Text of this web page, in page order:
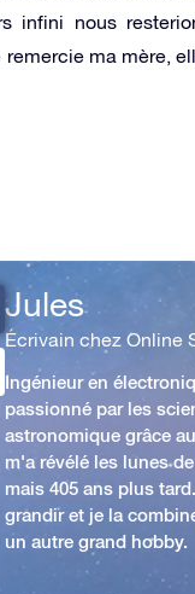
infini nous
ma mère,
Jules
Écrivain chez Online
Ingénieur en
passionné par les
astronomique grâce
m'a révélé les lunes
mais 405 ans plus
grandir et je la
un autre grand hobby.